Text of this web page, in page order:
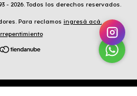
- 2026. Todos los derechos reservados.
Para reclamos ingresá acá.